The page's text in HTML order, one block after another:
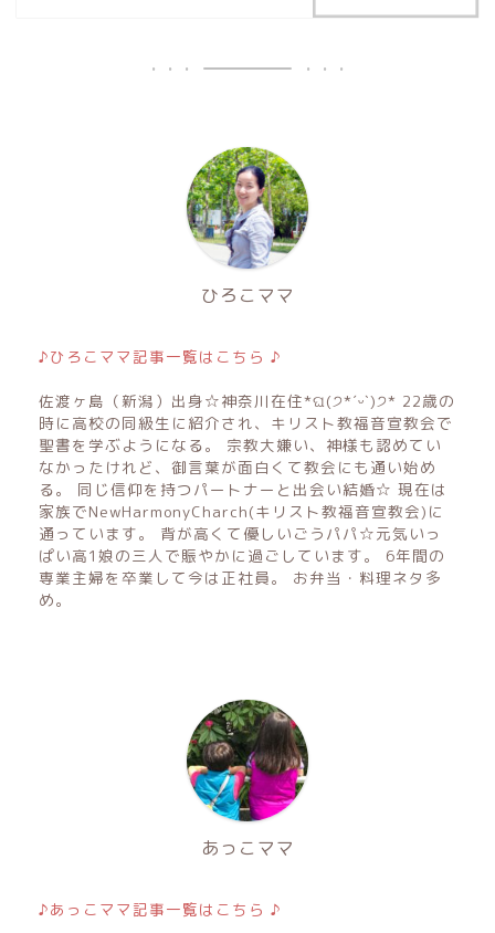
ひろこママ
♪ひろこママ記事一覧はこちら ♪
佐渡ヶ島（新潟）出身☆神奈川在住*ଘ(੭*ˊᵕˋ)੭* 22歳の
時に高校の同級生に紹介され、キリスト教福音宣教会で
聖書を学ぶようになる。 宗教大嫌い、神様も認めてい
なかったけれど、御言葉が面白くて教会にも通い始め
る。 同じ信仰を持つパートナーと出会い結婚☆ 現在は
家族でNewHarmonyCharch(キリスト教福音宣教会)に
通っています。 背が高くて優しいごうパパ☆元気いっ
ぱい高1娘の三人で賑やかに過ごしています。 6年間の
専業主婦を卒業して今は正社員。 お弁当・料理ネタ多
め。
あっこママ
♪あっこママ記事一覧はこちら ♪